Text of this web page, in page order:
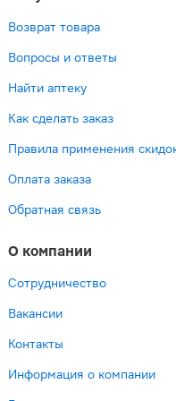
Возврат товара
Вопросы и ответы
Найти аптеку
Как сделать заказ
Правила применения
Оплата заказа
Обратная связь
О компании
Сотрудничество
Вакансии
Контакты
Информация о компании